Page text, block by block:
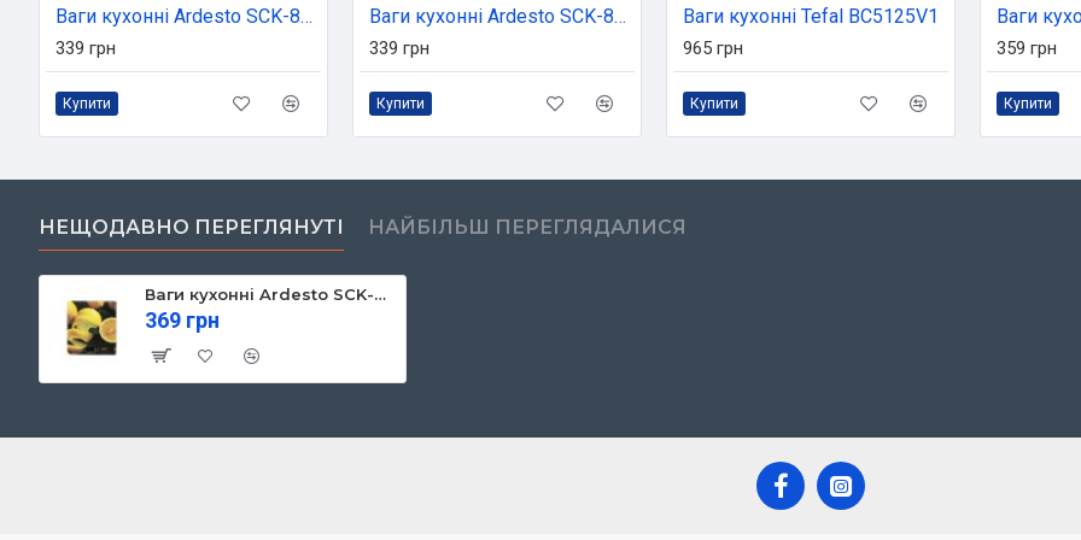
Ваги кухонні Ardesto SCK-893AVOCADO
339 грн
Купити
Ваги кухонні Ardesto SCK-893PASTA
339 грн
Купити
Ваги кухонні Tefal BC5125V1
965 грн
Купити
359 грн
Купити
НЕЩОДАВНО ПЕРЕГЛЯНУТІ НАЙБІЛЬШ ПЕРЕГЛЯДАЛИСЯ
Ваги кухонні Ardesto SCK-893LEMON
369 грн